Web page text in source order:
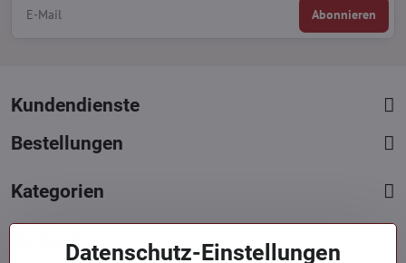
Abonnieren
Kundendienste
Bestellungen
Kategorien
KontakteDatenschutz-Einstellungen